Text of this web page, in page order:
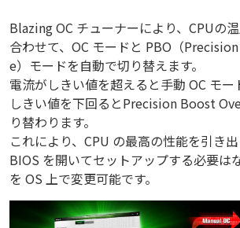
Blazing OC チューナーにより、CPUの
合わせて、OC モードと PBO（
e）モードを自動で切り替えます。
電流がしきい値を超えると手動 OC モー
しきい値を下回るとPrecision Boost
り替わります。
これにより、CPU の最高の性能を引き出
BIOS を開いてセットアップする必要は
を OS 上で変更可能です。